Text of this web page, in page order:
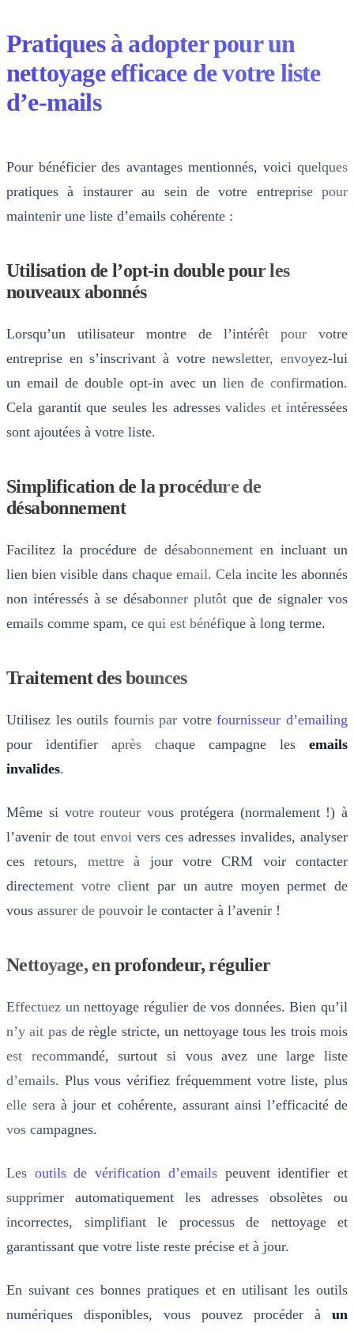
Pratiques à adopter pour un
nettoyage efficace de votre liste
d’e-mails
Pour bénéficier des avantages mentionnés, voici quelques
pratiques à instaurer au sein de votre entreprise pour
maintenir une liste d’emails cohérente :
Utilisation de l’opt-in double pour les
nouveaux abonnés
Lorsqu’un utilisateur montre de l’intérêt pour votre
entreprise en s’inscrivant à votre newsletter, envoyez-lui
un email de double opt-in avec un lien de confirmation.
Cela garantit que seules les adresses valides et intéressées
sont ajoutées à votre liste.
Simplification de la procédure de
désabonnement
Facilitez la procédure de désabonnement en incluant un
lien bien visible dans chaque email. Cela incite les abonnés
non intéressés à se désabonner plutôt que de signaler vos
emails comme spam, ce qui est bénéfique à long terme.
Traitement des bounces
Utilisez les outils fournis par votrefournisseur d’emailing
pour identifier après chaque campagne les emails
invalides.
Même si votre routeur vous protégera (normalement !) à
l’avenir de tout envoi vers ces adresses invalides, analyser
ces retours, mettre à jour votre CRM voir contacter
directement votre client par un autre moyen permet de
vous assurer de pouvoir le contacter à l’avenir !
Nettoyage, en profondeur, régulier
Effectuez un nettoyage régulier de vos données. Bien qu’il
n’y ait pas de règle stricte, un nettoyage tous les trois mois
est recommandé, surtout si vous avez une large liste
d’emails. Plus vous vérifiez fréquemment votre liste, plus
elle sera à jour et cohérente, assurant ainsi l’efficacité de
vos campagnes.
Les outils de vérification d’emailspeuvent identifier et
supprimer automatiquement les adresses obsolètes ou
incorrectes, simplifiant le processus de nettoyage et
garantissant que votre liste reste précise et à jour.
En suivant ces bonnes pratiques et en utilisant les outils
numériques disponibles, vous pouvez procéder à un